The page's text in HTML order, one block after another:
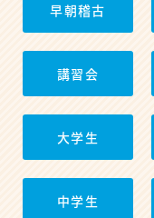
早朝稽古
講習会
大学生
中学生